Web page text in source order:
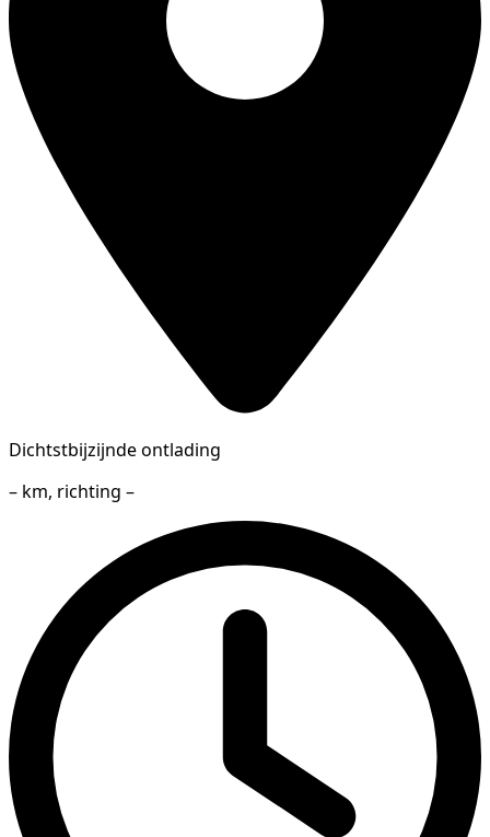
Dichtstbijzijnde ontlading
– km, richting –